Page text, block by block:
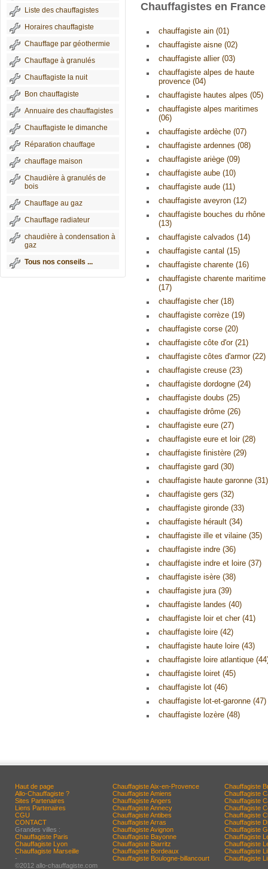
Liste des chauffagistes
Horaires chauffagiste
Chauffage par géothermie
Chauffage à granulés
Chauffagiste la nuit
Bon chauffagiste
Annuaire des chauffagistes
Chauffagiste le dimanche
Réparation chauffage
chauffage maison
Chaudière à granulés de
bois
Chauffage au gaz
Chauffage radiateur
chaudière à condensation à
gaz
Tous nos conseils ...
Chauffagistes en
chauffagiste ain (01)
chauffagiste aisne (02)
chauffagiste allier (03)
chauffagiste alpes de haute
provence (04)
chauffagiste hautes alpes (05)
chauffagiste alpes maritimes
(06)
chauffagiste ardèche (07)
chauffagiste ardennes (08)
chauffagiste ariège (09)
chauffagiste aube (10)
chauffagiste aude (11)
chauffagiste aveyron (12)
chauffagiste bouches du rhône
(13)
chauffagiste calvados (14)
chauffagiste cantal (15)
chauffagiste charente (16)
chauffagiste charente maritime
(17)
chauffagiste cher (18)
chauffagiste corrèze (19)
chauffagiste corse (20)
chauffagiste côte d'or (21)
chauffagiste côtes d'armor (22)
chauffagiste creuse (23)
chauffagiste dordogne (24)
chauffagiste doubs (25)
chauffagiste drôme (26)
chauffagiste eure (27)
chauffagiste eure et loir (28)
chauffagiste finistère (29)
chauffagiste gard (30)
chauffagiste haute garonne (31)
chauffagiste gers (32)
chauffagiste gironde (33)
chauffagiste hérault (34)
chauffagiste ille et vilaine (35)
chauffagiste indre (36)
chauffagiste indre et loire (37)
chauffagiste isère (38)
chauffagiste jura (39)
chauffagiste landes (40)
chauffagiste loir et cher (41)
chauffagiste loire (42)
chauffagiste haute loire (43)
chauffagiste loire atlantique
chauffagiste loiret (45)
chauffagiste lot (46)
chauffagiste lot-et-garonne (47)
chauffagiste lozère (48)
Haut de page
Allo-Chauffagiste ?
Sites Partenaires
Liens Partenaires
CGU
CONTACT
Grandes villes :
Chauffagiste Paris
Chauffagiste Lyon
Chauffagiste Marseille
-
©2012 allo-chauffagiste.com
Chauffagiste Aix-en-Provence
Chauffagiste Amiens
Chauffagiste Angers
Chauffagiste Annecy
Chauffagiste Antibes
Chauffagiste Arras
Chauffagiste Avignon
Chauffagiste Bayonne
Chauffagiste Biarritz
Chauffagiste Bordeaux
Chauffagiste Boulogne-billancourt
Chauffagiste
Chauffagiste
Chauffagiste
Chauffagiste
Chauffagiste
Chauffagiste
Chauffagiste
Chauffagiste
Chauffagiste
Chauffagiste
Chauffagiste